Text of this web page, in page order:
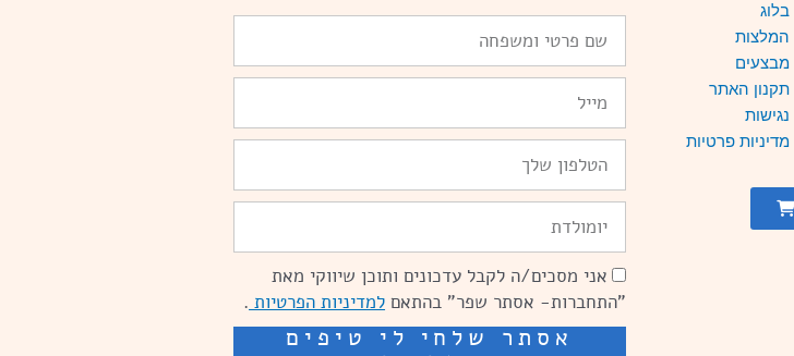
בלוג
המלצות
מבצעים
תקנון האתר
נגישות
מדיניות פרטיות
פרטי
ומשפחה
הסכמה
אני מסכים/ה לקבל עדכונים ותוכן שיווקי מאת
"התחברות- אסתר שפר" בהתאם למדיניות הפרטיות .
אסתר שלחי לי טיפים